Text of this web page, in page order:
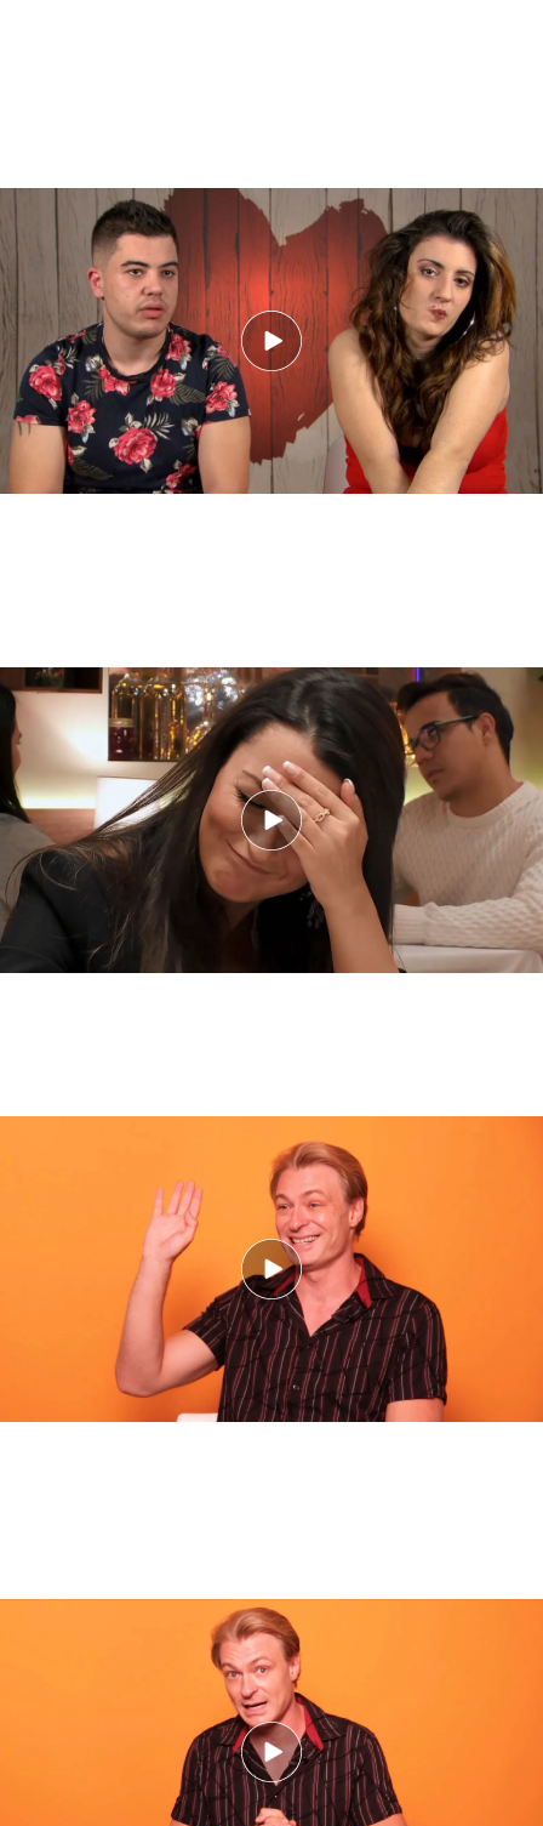
Janire y Jaboga protagonizan la cita más surrealista y coinciden en su estilo
de ‘personaje histórico’: Yleina y Torrente
Y es que hay citas que parecen unaauténtica
broma
y nosotros no somos los que lo decimos.
Jorge y Silvia protagonizan la cita más surrealista de ‘First Dates’: “Ha sido
Richard Pena, la voz de 'First Dates', reabre
el melón: sexo en la 1º cita, ¿sí o no?
Estas son las principales alertas rojas que
tendrías que tener en cuenta cuando estás
conociendo a alguien que te gusta:
La voz de ‘First Dates’ explica las mayores red flags y green flags al conocer